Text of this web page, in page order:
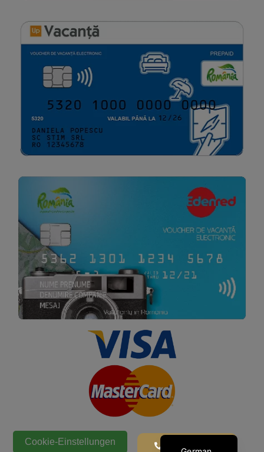
Cookie-Einstellungen
Romanian